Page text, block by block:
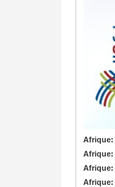
Afrique:
Afrique:
Afrique:
Afrique: